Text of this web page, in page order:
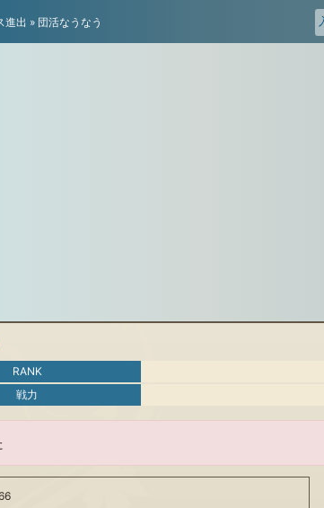
進出 » 団活なうなう
RANK
戦力